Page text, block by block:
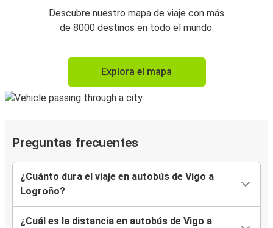
Descubre nuestro mapa de viaje con más
de 8000 destinos en todo el mundo.
Explora el mapa
Preguntas frecuentes
¿Cuánto dura el viaje en autobús de Vigo a
Logroño?
¿Cuál es la distancia en autobús de Vigo a